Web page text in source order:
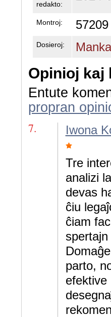
redakto:
Montroj: 57209
Dosieroj:
Opinioj kaj
Entute
propran
7. Iwona
Tre
analizi
devas
ĉiu
ĉiam
parto,
efektive